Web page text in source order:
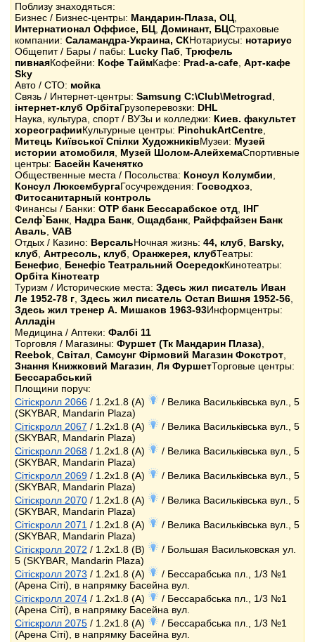
Поблизу знаходяться:
Бизнес / Бизнес-центры: Мандарин-Плаза, ОЦ
Интернатионал Оффиcе, БЦ Доминант, БЦСтраховые
компании: Саламандра-Украина, СКНотариусы: нотариус
Общепит / Бары / пабы: Lucky Паб Трюфель
пивнаяКофейни: Кофе ТаймКафе: Prad-a-cafe Арт-кафе
Sky
Авто / СТО: мойка
Связь / Интернет-центры: Samsung C:\Club\Metrograd
інтернет-клуб ОрбітаГрузоперевозки: DHL
Наука, культура, спорт / ВУЗы и колледжи: Киев. факультет
хореографииКультурные центры: PinchukArtCentre
Митець Київської Спілки ХудожниківМузеи: Музей
истории атомобиля Музей Шолом-АлейхемаСпортивные
центры: Басейн Каченятко
Общественные места / Посольства: Консул Колумбии
Консул ЛюксембургаГосучреждения: Госводхоз
Фитосанитарный контроль
Финансы / Банки: OTP банк Бессарабское отд ІНГ
Селф`Банк Надра Банк Ощадбанк Райффайзен Банк
Аваль VAB
Отдых / Казино: ВерсальНочная жизнь: 44, клуб
Barsky,
клуб Антресоль, клуб Оранжерея, клубТеатры:
Бенефис Бенефіс Театральний ОсередокКинотеатры:
Орбіта Кінотеатр
Туризм / Исторические места: Здесь жил писатель Иван
Ле 1952-78 г Здесь жил писатель Остап Вишня 1952-56
Здесь жил тренер А. Мишаков 1963-93Информцентры:
Алладін
Медицина / Аптеки: Фалбі 11
Торговля / Магазины: Фуршет (Тк Мандарин Плаза)
Reebok Світал Самсунг Фірмовий Магазин Фокстрот
Знання Книжковий Магазин Ля ФуршетТорговые центры:
Бессарабський
Площини поруч:
Сітіскролл 2066 / 1.2x1.8 (A)
/ Велика Васильківська вул., 5
(SKYBAR, Mandarin Plaza)
Сітіскролл 2067 / 1.2x1.8 (A)
/ Велика Васильківська вул., 5
(SKYBAR, Mandarin Plaza)
Сітіскролл 2068 / 1.2x1.8 (A)
/ Велика Васильківська вул., 5
(SKYBAR, Mandarin Plaza)
Сітіскролл 2069 / 1.2x1.8 (A)
/ Велика Васильківська вул., 5
(SKYBAR, Mandarin Plaza)
Сітіскролл 2070 / 1.2x1.8 (A)
/ Велика Васильківська вул., 5
(SKYBAR, Mandarin Plaza)
Сітіскролл 2071 / 1.2x1.8 (A)
/ Велика Васильківська вул., 5
(SKYBAR, Mandarin Plaza)
Сітіскролл 2072 / 1.2x1.8 (B)
/ Большая Васильковская ул.
5 (SKYBAR, Mandarin Plaza)
Сітіскролл 2073 / 1.2x1.8 (A)
/ Бессарабська пл., 1/3 №1
(Арена Сіті), в напрямку Басейна вул.
Сітіскролл 2074 / 1.2x1.8 (A)
/ Бессарабська пл., 1/3 №1
(Арена Сіті), в напрямку Басейна вул.
Сітіскролл 2075 / 1.2x1.8 (A)
/ Бессарабська пл., 1/3 №1
(Арена Сіті), в напрямку Басейна вул.